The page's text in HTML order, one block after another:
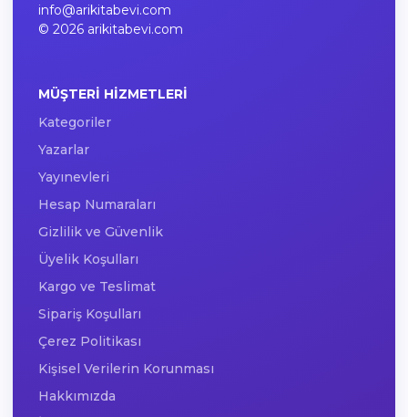
info@arikitabevi.com
© 2026 arikitabevi.com
MÜŞTERI HIZMETLERI
Kategoriler
Yazarlar
Yayınevleri
Hesap Numaraları
Gizlilik ve Güvenlik
Üyelik Koşulları
Kargo ve Teslimat
Sipariş Koşulları
Çerez Politikası
Kişisel Verilerin Korunması
Hakkımızda